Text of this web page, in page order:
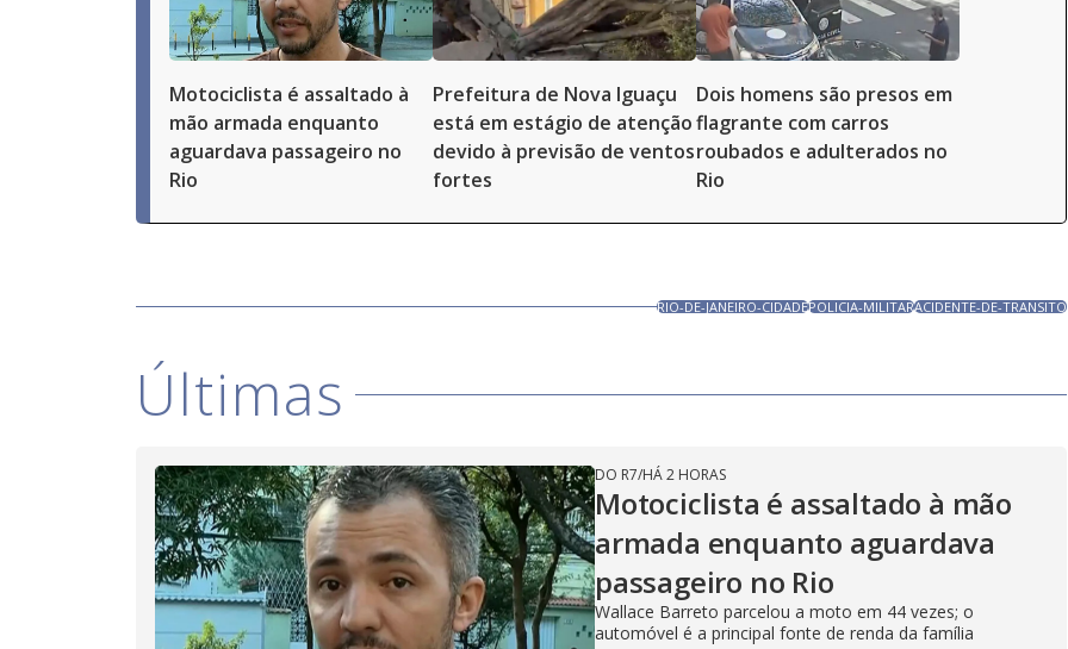
Motociclista é assaltado à
mão armada enquanto
aguardava passageiro no
Rio
Prefeitura de Nova Iguaçu
está em estágio de atenção
devido à previsão de ventos
fortes
Dois homens são presos em
flagrante com carros
roubados e adulterados no
Rio
RIO-DE-JANEIRO-CIDADEPOLICIA-MILITARACIDENTE-DE-TRANSITO
Últimas
DO R7/HÁ 2 HORAS
Motociclista é assaltado à mão
armada enquanto aguardava
passageiro no Rio
Wallace Barreto parcelou a moto em 44 vezes; o
automóvel é a principal fonte de renda da família